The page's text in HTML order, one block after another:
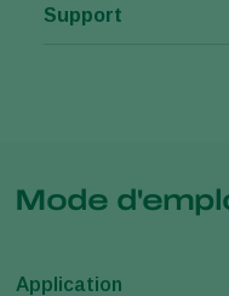
Support
Mode
Application